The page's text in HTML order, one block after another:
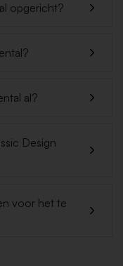
opgericht?
al?
Design
voor het te